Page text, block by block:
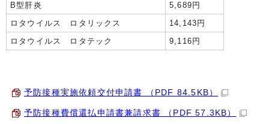
B型肝炎
5,689円
ロタウイルス ロタリックス
14,143円
ロタウイルス ロタテック
9,116円
予防接種実施依頼交付申請書 （PDF 84.5KB）
予防接種費償還払申請書兼請求書 （PDF 57.3KB）